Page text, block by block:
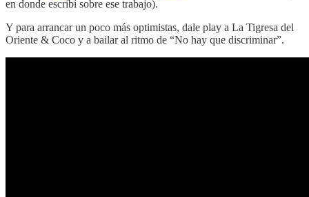
en donde escribí sobre ese trabajo).
Y para arrancar un poco más optimistas, dale play a La Tigresa del
Oriente & Coco y a bailar al ritmo de “No hay que discriminar”.